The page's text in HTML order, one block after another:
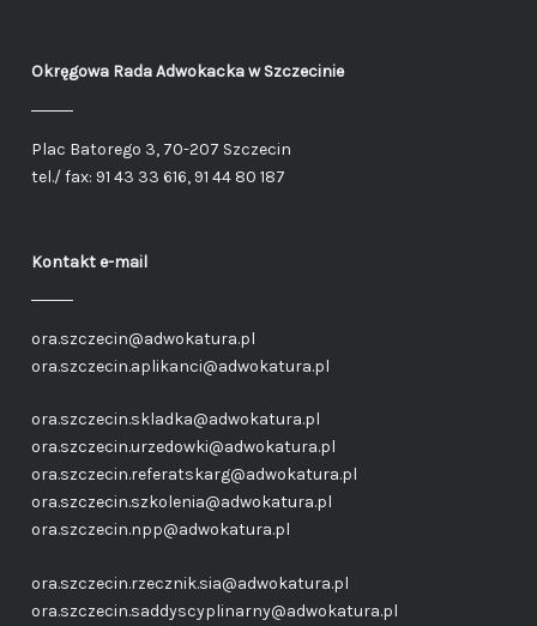
Okręgowa Rada Adwokackaw Szczecinie
Plac Batorego 3, 70-207 Szczecin
tel./ fax: 91 43 33 616, 91 44 80 187
Kontakt e-mail
ora.szczecin@adwokatura.pl
ora.szczecin.aplikanci@adwokatura.pl
ora.szczecin.skladka@adwokatura.pl
ora.szczecin.urzedowki@adwokatura.pl
ora.szczecin.referatskarg@adwokatura.pl
ora.szczecin.szkolenia@adwokatura.pl
ora.szczecin.npp@adwokatura.pl
ora.szczecin.rzecznik.sia@adwokatura.pl
ora.szczecin.saddyscyplinarny@adwokatura.pl